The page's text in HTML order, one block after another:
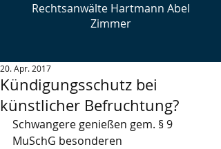
Rechtsanwälte Hartmann Abel
Zimmer
Kündigungsschutz bei
künstlicher Befruchtung?
20. Apr. 2017
Schwangere genießen gem. § 9
MuSchG besonderen